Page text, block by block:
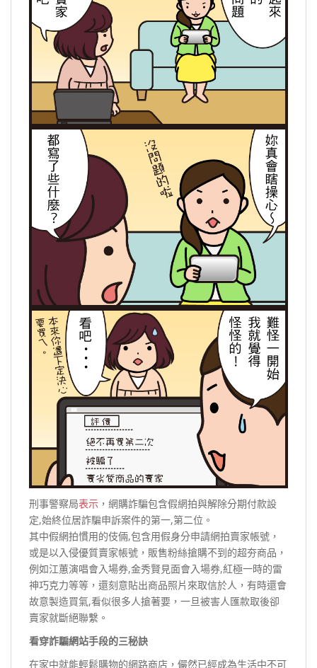
刑事警察局表示 ，網購詐騙包含假網拍與解除分期付款設
定,始終位居詐騙申訴案件的第一,第二位。
其中假網拍慣用的伎倆,包含用假身分申請網拍賣家帳號，
或是以入侵優質賣家帳號，販售粉絲搶購不到的超夯商品，
例如江蕙演唱會入場券,金秀賢見面會入場券,紅極一時的雷
神巧克力等等，還刻意貼出商品照片來取信於人，有時還會
故意製造買氣,看似很多人搶著要，一旦被害人匯款取後卻
賣家就斷絕聯繫。
看穿詐騙網站手段的三秘訣
在家中就能輕鬆購物的網路商店，儼然已經成為生活中不可